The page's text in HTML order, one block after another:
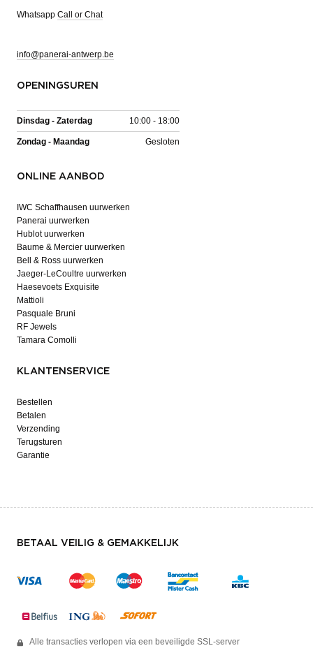
Whatsapp Call or Chat
info@panerai-antwerp.be
OPENINGSUREN
Dinsdag - Zaterdag 10:00 - 18:00
Zondag - Maandag Gesloten
ONLINE AANBOD
IWC Schaffhausen uurwerken
Panerai uurwerken
Hublot uurwerken
Baume & Mercier uurwerken
Bell & Ross uurwerken
Jaeger-LeCoultre uurwerken
Haesevoets Exquisite
Mattioli
Pasquale Bruni
RF Jewels
Tamara Comolli
KLANTENSERVICE
Bestellen
Betalen
Verzending
Terugsturen
Garantie
BETAAL VEILIG & GEMAKKELIJK
Alle transacties verlopen via een beveiligde SSL-server